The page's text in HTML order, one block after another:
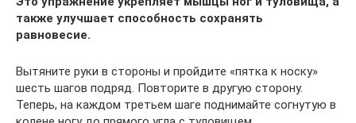
также улучшает способность сохранять
равновесие.
Вытяните руки в стороны и пройдите «пятка к носку»
шесть шагов подряд. Повторите в другую сторону.
Теперь, на каждом третьем шаге поднимайте согнутую в